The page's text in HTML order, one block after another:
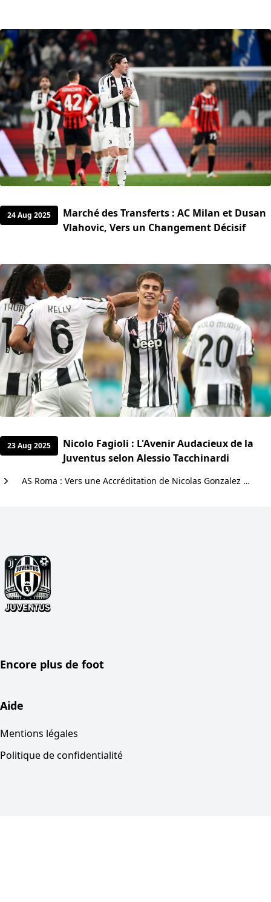
24 Aug 2025
Marché des Transferts : AC Milan et Dusan
Vlahovic, Vers un Changement Décisif
23 Aug 2025
Nicolo Fagioli : L'Avenir Audacieux de la
Juventus selon Alessio Tacchinardi
AS Roma : Vers une Accréditation de Nicolas Gonzalez pour Renforcer l'Attaque
Encore plus de foot
Aide
Mentions légales
Politique de confidentialité